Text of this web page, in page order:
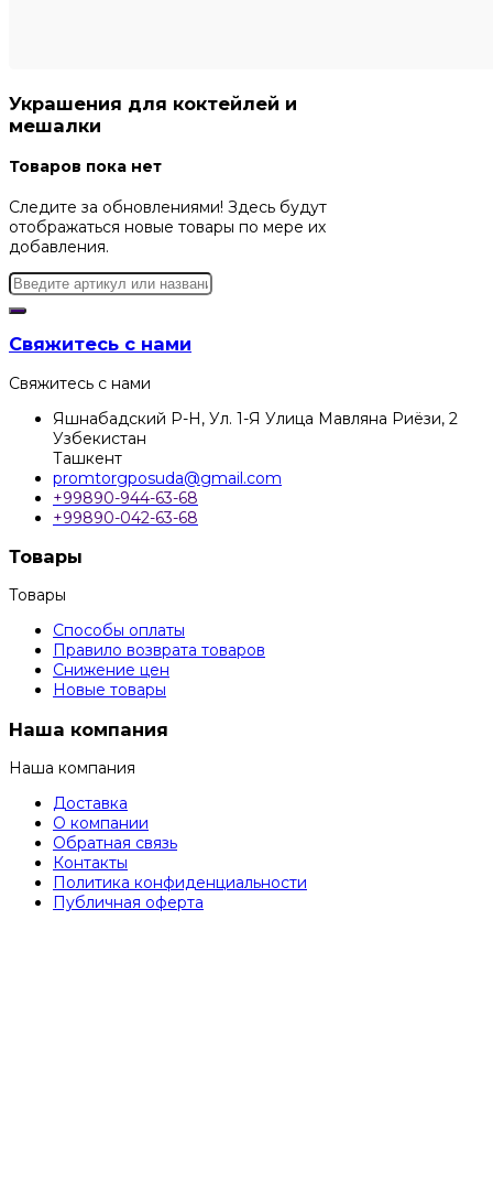
Украшения для коктейлей и
мешалки
Товаров пока нет
Следите за обновлениями! Здесь будут
отображаться новые товары по мере их
добавления.
Свяжитесь с нами
Свяжитесь с нами
Яшнабадский Р-Н, Ул. 1-Я Улица Мавляна Риёзи, 2
Узбекистан
Ташкент
promtorgposuda@gmail.com
+99890-944-63-68
+99890-042-63-68
Товары
Товары
Способы оплаты
Правило возврата товаров
Снижение цен
Новые товары
Наша компания
Наша компания
Доставка
О компании
Обратная связь
Контакты
Политика конфиденциальности
Публичная оферта